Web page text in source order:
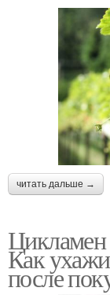
читать дальше →
Как
после